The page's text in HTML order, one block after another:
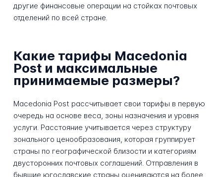
другие финансовые операции на стойках почтовых
отделений по всей стране.
Какие тарифы Macedonia
Post и максимальные
принимаемые размеры?
Macedonia Post рассчитывает свои тарифы в первую
очередь на основе веса, зоны назначения и уровня
услуги. Расстояние учитывается через структуру
зонального ценообразования, которая группирует
страны по географической близости и категориям
двусторонних почтовых соглашений. Отправления в
бывшие югославские страны оцениваются на более